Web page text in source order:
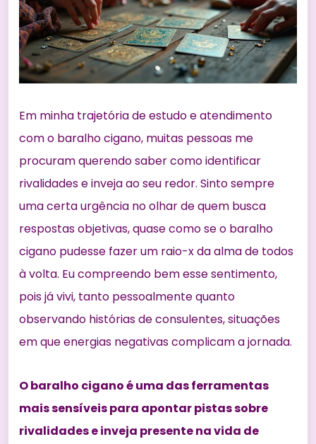
Em minha trajetória de estudo e atendimento
com o baralho cigano, muitas pessoas me
procuram querendo saber como identificar
rivalidades e inveja ao seu redor. Sinto sempre
uma certa urgência no olhar de quem busca
respostas objetivas, quase como se o baralho
cigano pudesse fazer um raio-x da alma de todos
à volta. Eu compreendo bem esse sentimento,
pois já vivi, tanto pessoalmente quanto
observando histórias de consulentes, situações
em que energias negativas complicam a jornada.
O baralho cigano é uma das ferramentas
mais sensíveis para apontar pistas sobre
rivalidades e inveja presente na vida de